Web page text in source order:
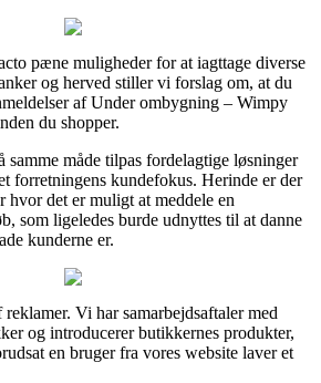
pæne muligheder for at iagttage diverse
og herved stiller vi forslag om, at du
af Under ombygning – Wimpy
du shopper.
måde tilpas fordelagtige løsninger
forretningens kundefokus. Herinde er der
hvor det er muligt at meddele en
som ligeledes burde udnyttes til at danne
kunderne er.
Vi har samarbejdsaftaler med
og introducerer butikkernes produkter,
en bruger fra vores website laver et